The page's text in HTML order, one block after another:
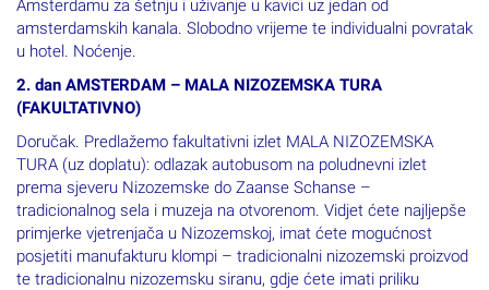
Amsterdamu za šetnju i uživanje u kavici uz jedan od
amsterdamskih kanala. Slobodno vrijeme te individualni povratak
u hotel. Noćenje.
2. dan AMSTERDAM – MALA NIZOZEMSKA TURA
(FAKULTATIVNO)
Doručak. Predlažemo fakultativni izlet MALA NIZOZEMSKA
TURA (uz doplatu): odlazak autobusom na poludnevni izlet
prema sjeveru Nizozemske do Zaanse Schanse –
tradicionalnog sela i muzeja na otvorenom. Vidjet ćete najljepše
primjerke vjetrenjača u Nizozemskoj, imat ćete mogućnost
posjetiti manufakturu klompi – tradicionalni nizozemski proizvod
te tradicionalnu nizozemsku siranu, gdje ćete imati priliku